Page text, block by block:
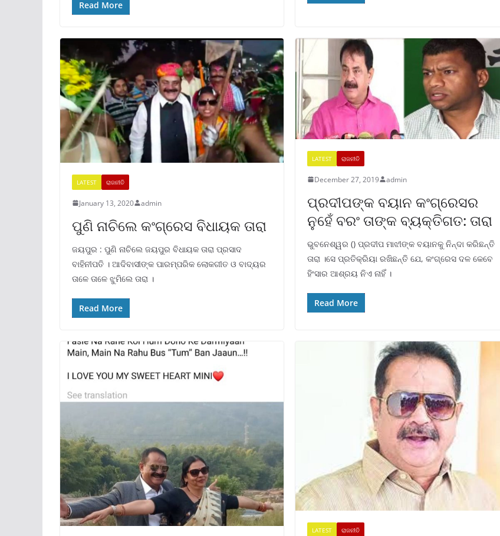
Read More
LATEST ରାଜନୀତି
January 13, 2020 admin
ପୁଣି ନାଚିଲେ କଂଗ୍ରେସ ବିଧାୟକ ତାରା
ଜୟପୁର : ପୁଣି ନାଚିଲେ ଜୟପୁର ବିଧାୟକ ତାରା ପ୍ରସାଦ
ବାହିନୀପତି । ଆଦିବାସୀଙ୍କ ପାରମ୍ପରିକ ଲୋକଗୀତ ଓ ବାଦ୍ୟର
ତାଳେ ତାଳେ ଝୁମିଲେ ତାରା ।
Read More
LATEST ରାଜନୀତି
December 27, 2019 admin
ପ୍ରଦୀପଙ୍କ ବୟାନ କଂଗ୍ରେସର
ନୁହେଁ ବରଂ ତାଙ୍କ ବ୍ୟକ୍ତିଗତ: ତାରା
ଭୁବନେଶ୍ୱର () ପ୍ରଦୀପ ମାଝୀଙ୍କ ବୟାନକୁ ନିନ୍ଦା କରିଛନ୍ତି
ତାରା ।ସେ ପ୍ରତିକ୍ରିୟା ରଖିଛନ୍ତି ଯେ, କଂଗ୍ରେସ ଦଳ କେବେ
ହିଂସାର ଆଶ୍ରୟ ନିଏ ନାହିଁ ।
Read More
LATEST ରାଜନୀତି